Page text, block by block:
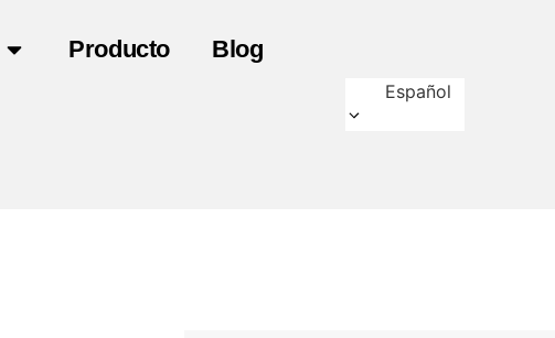
Producto Blog
Español